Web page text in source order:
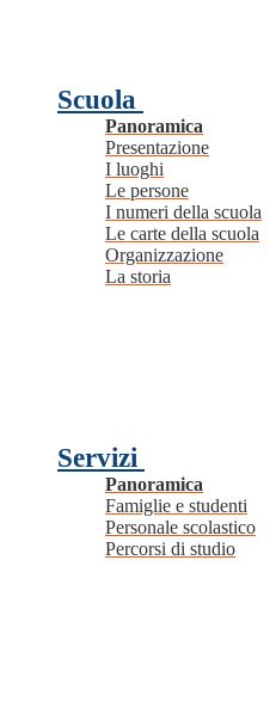
Scuola
Panoramica
Presentazione
I luoghi
Le persone
I numeri della scuola
Le carte della scuola
Organizzazione
La storia
Servizi
Panoramica
Famiglie e studenti
Personale scolastico
Percorsi di studio